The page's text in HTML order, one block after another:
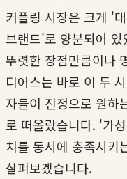
커플링 시장은 크게 '
브랜드'로 양분되어
뚜렷한 장점만큼이나
디어스는 바로 이 두
자들이 진정으로 원하
로 떠올랐습니다. '가
치를 동시에 충족시키
살펴보겠습니다.